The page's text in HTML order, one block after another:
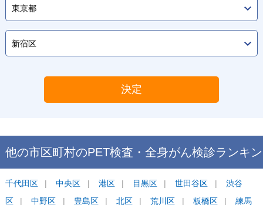
決定
他の市区町村のPET検査・全身がん検診ランキン
グ
千代田区 中央区 港区 目黒区 世田谷区
渋谷
区
中野区 豊島区 北区 荒川区 板橋区
練馬